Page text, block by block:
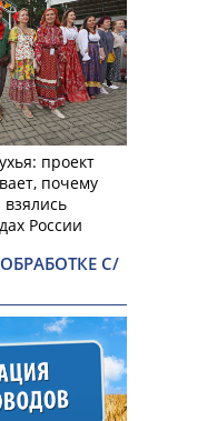
проект
почему
России
С/